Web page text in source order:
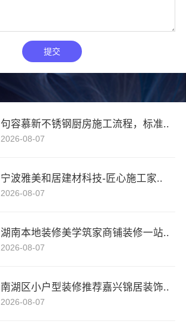
句容慕新不锈钢厨房施工流程，标准..
2026-08-07
宁波雅美和居建材科技-匠心施工家..
2026-08-07
湖南本地装修美学筑家商铺装修一站..
2026-08-07
南湖区小户型装修推荐嘉兴锦居装饰..
2026-08-07
提交